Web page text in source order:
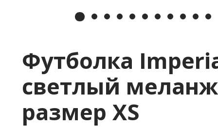
Футболка
светлый
размер XS